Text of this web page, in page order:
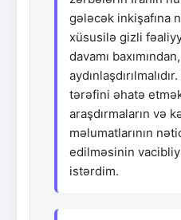
gələcək inkişafına
xüsusilə gizli
davamı baxımından,
tərəfini əhatə
araşdırmaların və
məlumatlarının
edilməsinin
istərdim.